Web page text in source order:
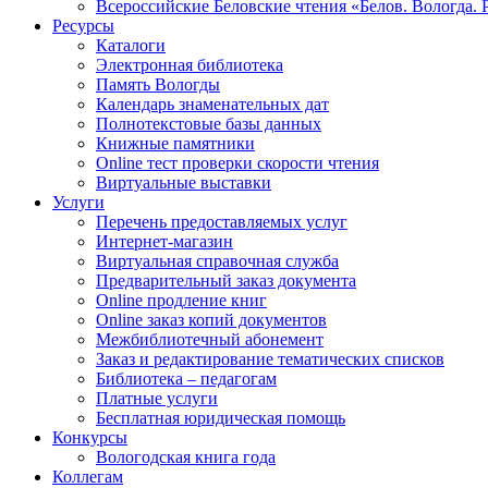
Всероссийские Беловские чтения «Белов. Вологда.
Ресурсы
Каталоги
Электронная библиотека
Память Вологды
Календарь знаменательных дат
Полнотекстовые базы данных
Книжные памятники
Online тест проверки скорости чтения
Виртуальные выставки
Услуги
Перечень предоставляемых услуг
Интернет-магазин
Виртуальная справочная служба
Предварительный заказ документа
Online продление книг
Online заказ копий документов
Межбиблиотечный абонемент
Заказ и редактирование тематических списков
Библиотека – педагогам
Платные услуги
Бесплатная юридическая помощь
Конкурсы
Вологодская книга года
Коллегам